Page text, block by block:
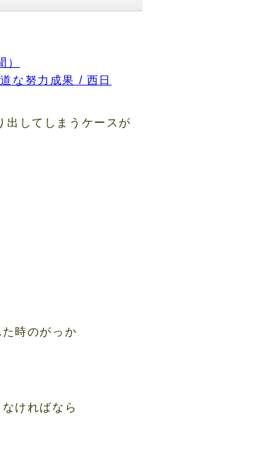
努力成果 / 西日
出してしまうケースが
時のがっか
ければなら